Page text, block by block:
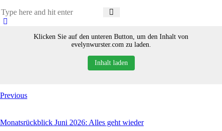
Klicken Sie auf den unteren Button, um den Inhalt von
evelynwurster.com zu laden.
Inhalt laden
Previous
Monatsrückblick Juni 2026: Alles geht wieder